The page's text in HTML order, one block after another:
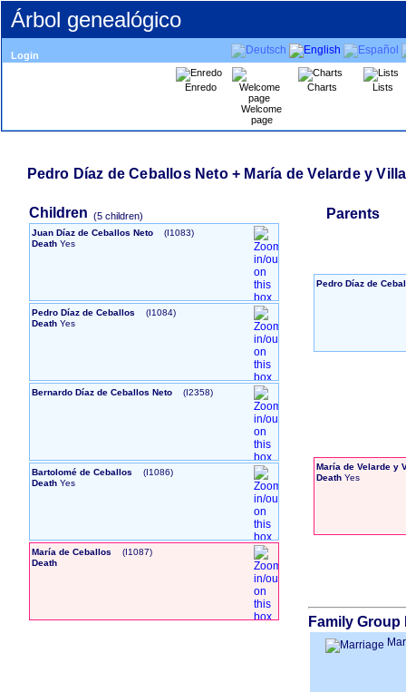
Árbol genealógico
Login
Enredo
Welcome
page
Charts Lists
Pedro Díaz de Ceballos Neto + María de Velarde y Villa
Children ‎(5 children)‎
Juan Díaz de Ceballos Neto
‎(I1083)‎
DeathYes
Pedro Díaz de Ceballos
‎(I1084)‎
DeathYes
Bernardo Díaz de Ceballos Neto ‎(I2358)‎
Bartolomé de Ceballos
‎(I1086)‎
DeathYes
María de Ceballos
‎(I1087)‎
Death
Parents
Pedro Díaz de
María de Velarde y
DeathYes
Family